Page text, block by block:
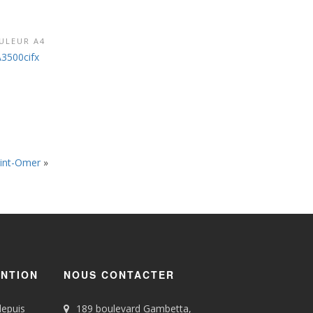
A4
Omer»
NOUS CONTACTER
189 boulevard Gambetta,